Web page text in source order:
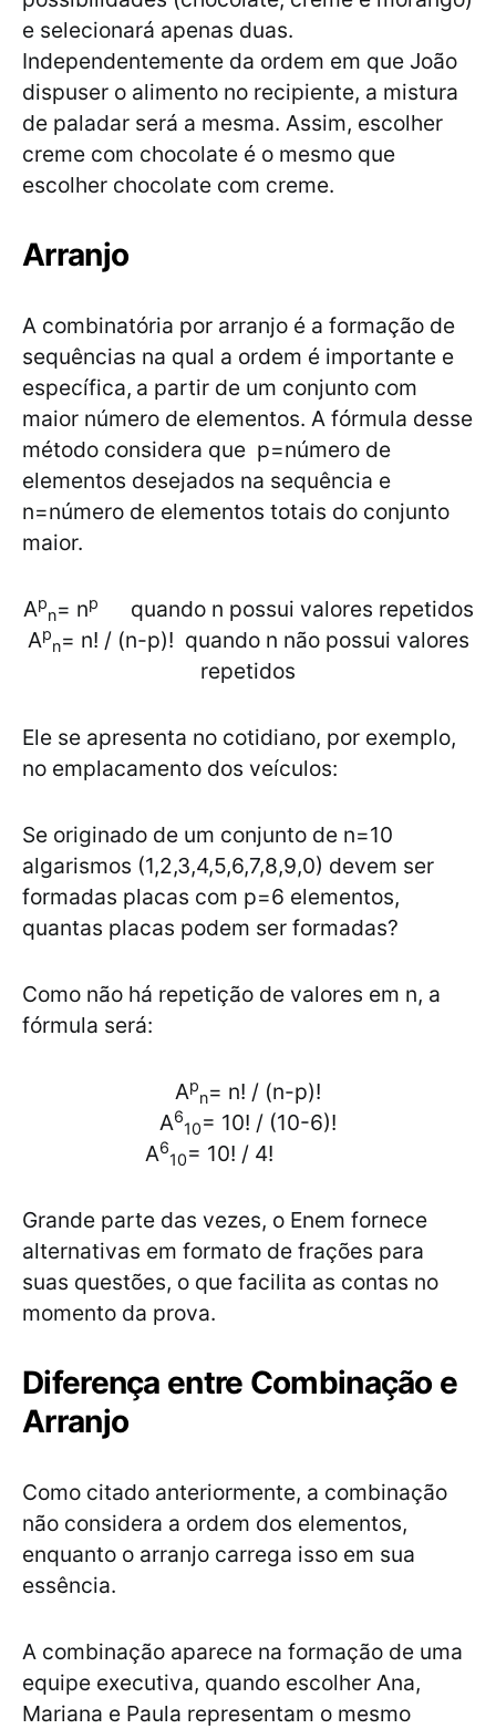
e selecionará apenas duas.
Independentemente da ordem em que João
dispuser o alimento no recipiente, a mistura
de paladar será a mesma. Assim, escolher
creme com chocolate é o mesmo que
escolher chocolate com creme.
Arranjo
A combinatória por arranjo é a formação de
sequências na qual a ordem é importante e
específica, a partir de um conjunto com
maior número de elementos. A fórmula desse
método considera que p=número de
elementos desejados na sequência e
n=número de elementos totais do conjunto
maior.
Ap
n= np
quando n possui valores repetidos
Ap
n= n! / (n-p)! quando n não possui valores
repetidos
Ele se apresenta no cotidiano, por exemplo,
no emplacamento dos veículos:
Se originado de um conjunto de n=10
algarismos (1,2,3,4,5,6,7,8,9,0) devem ser
formadas placas com p=6 elementos,
quantas placas podem ser formadas?
Como não há repetição de valores em n, a
fórmula será:
Ap
n= n! / (n-p)!
A6
10= 10! / (10-6)!
A6
10= 10! / 4!
Grande parte das vezes, o Enem fornece
alternativas em formato de frações para
suas questões, o que facilita as contas no
momento da prova.
Diferença entre Combinação e
Arranjo
Como citado anteriormente, a combinação
não considera a ordem dos elementos,
enquanto o arranjo carrega isso em sua
essência.
A combinação aparece na formação de uma
equipe executiva, quando escolher Ana,
Mariana e Paula representam o mesmo